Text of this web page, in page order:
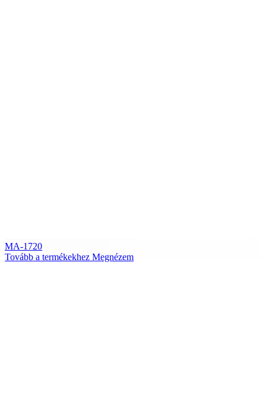
MA-1720
Tovább a termékekhez Megnézem